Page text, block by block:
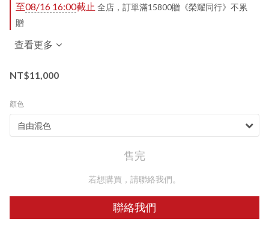
至08/16 16:00截止 全店，訂單滿15800贈《榮耀同行》不累
贈
查看更多
NT$11,000
顏色
售完
若想購買，請聯絡我們。
聯絡我們